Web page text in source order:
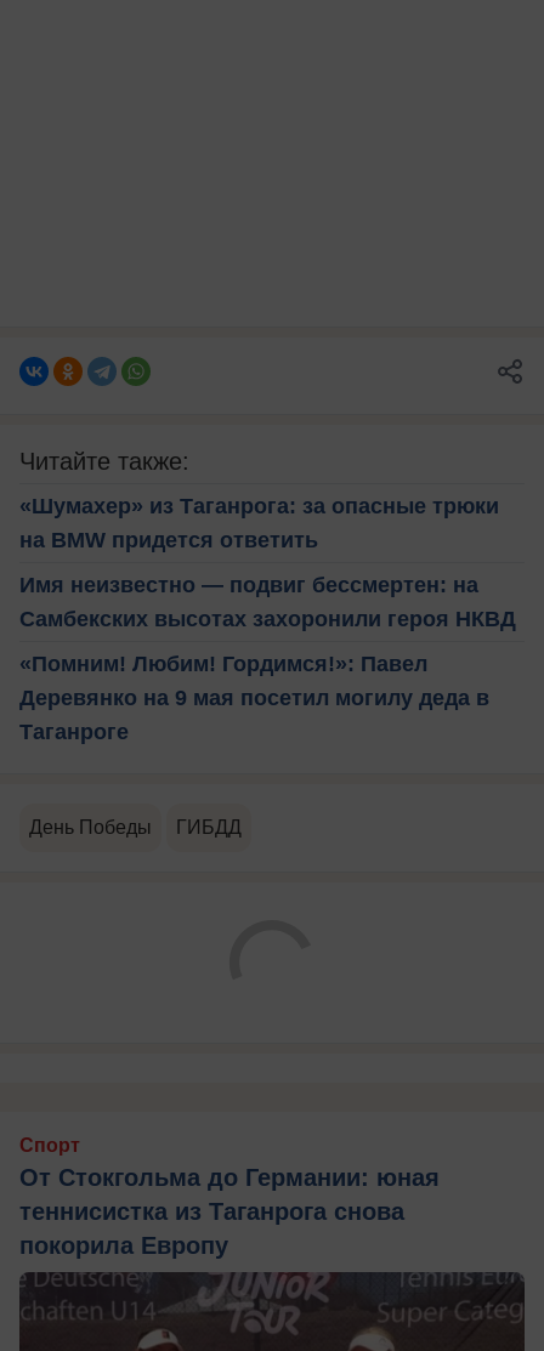
Читайте также:
«Шумахер» из Таганрога: за опасные трюки
на BMW придется ответить
Имя неизвестно — подвиг бессмертен: на
Самбекских высотах захоронили героя НКВД
«Помним! Любим! Гордимся!»: Павел
Деревянко на 9 мая посетил могилу деда в
Таганроге
День Победы ГИБДД
Спорт
От Стокгольма до Германии: юная
теннисистка из Таганрога снова
покорила Европу